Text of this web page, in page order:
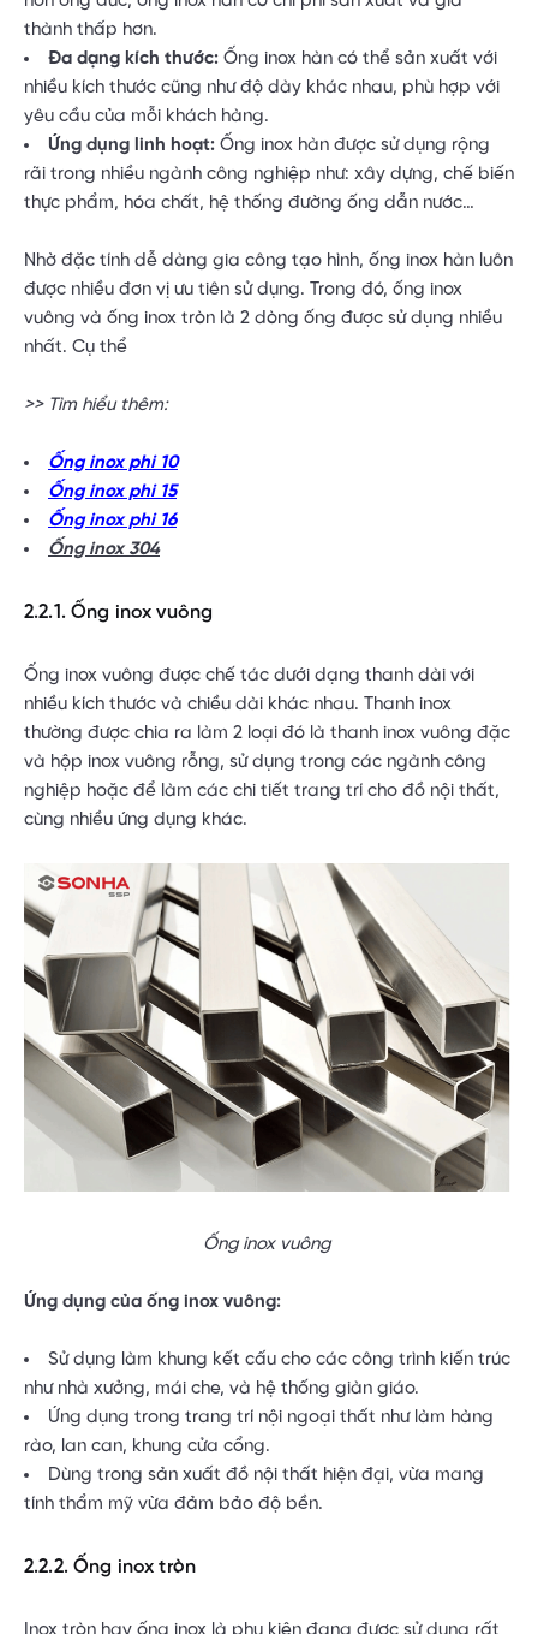
thành thấp hơn.
Đa dạng kích thước: Ống inox hàn có thể sản xuất với
nhiều kích thước cũng như độ dày khác nhau, phù hợp với
yêu cầu của mỗi khách hàng.
Ứng dụng linh hoạt: Ống inox hàn được sử dụng rộng
rãi trong nhiều ngành công nghiệp như: xây dựng, chế biến
thực phẩm, hóa chất, hệ thống đường ống dẫn nước…
Nhờ đặc tính dễ dàng gia công tạo hình, ống inox hàn luôn
được nhiều đơn vị ưu tiên sử dụng. Trong đó, ống inox
vuông và ống inox tròn là 2 dòng ống được sử dụng nhiều
nhất. Cụ thể
>> Tìm hiểu thêm:
Ống inox phi 10
Ống inox phi 15
Ống inox phi 16
Ống inox 304
2.2.1. Ống inox vuông
Ống inox vuông được chế tác dưới dạng thanh dài với
nhiều kích thước và chiều dài khác nhau. Thanh inox
thường được chia ra làm 2 loại đó là thanh inox vuông đặc
và hộp inox vuông rỗng, sử dụng trong các ngành công
nghiệp hoặc để làm các chi tiết trang trí cho đồ nội thất,
cùng nhiều ứng dụng khác.
Ống inox vuông
Ứng dụng của ống inox vuông:
Sử dụng làm khung kết cấu cho các công trình kiến trúc
như nhà xưởng, mái che, và hệ thống giàn giáo.
Ứng dụng trong trang trí nội ngoại thất như làm hàng
rào, lan can, khung cửa cổng.
Dùng trong sản xuất đồ nội thất hiện đại, vừa mang
tính thẩm mỹ vừa đảm bảo độ bền.
2.2.2. Ống inox tròn
Inox tròn hay ống inox là phụ kiện đang được sử dụng rất